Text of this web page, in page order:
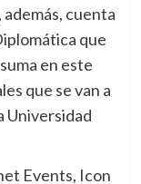
cuenta
que
en este
que se van a
Universidad
Events, Icon